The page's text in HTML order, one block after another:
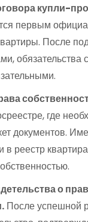
купли-
первым
После
обязательства
где
документов.
в реестр
о
После успешной